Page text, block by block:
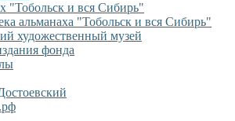
"Тобольск и вся Сибирь"
альманаха "Тобольск и вся Сибирь"
художественный музей
фонда